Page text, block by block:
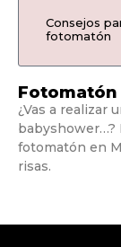
Consejos
fotomatón
Fotomatón
¿Vas a realizar
babyshower…?
fotomatón en
risas.